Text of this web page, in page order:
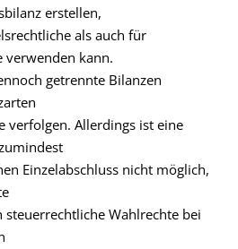
erstellen,
als auch für
verwenden kann.
getrennte Bilanzen
verfolgen. Allerdings ist eine
Einzelabschluss nicht möglich,
Wahlrechte bei